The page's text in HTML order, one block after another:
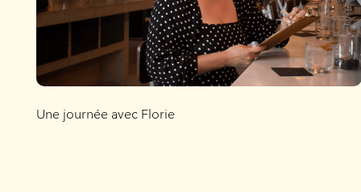
Une journée avec Florie